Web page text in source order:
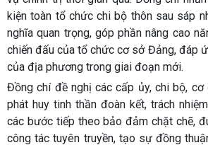
kiện toàn tổ chức chi bộ thôn sau sáp
nghĩa quan trọng, góp phần nâng cao
chiến đấu của tổ chức cơ sở Đảng, đáp
của địa phương trong giai đoạn mới.
Đồng chí đề nghị các cấp ủy, chi bộ,
phát huy tinh thần đoàn kết, trách
các bước tiếp theo bảo đảm chặt chẽ,
công tác tuyên truyền, tạo sự đồng